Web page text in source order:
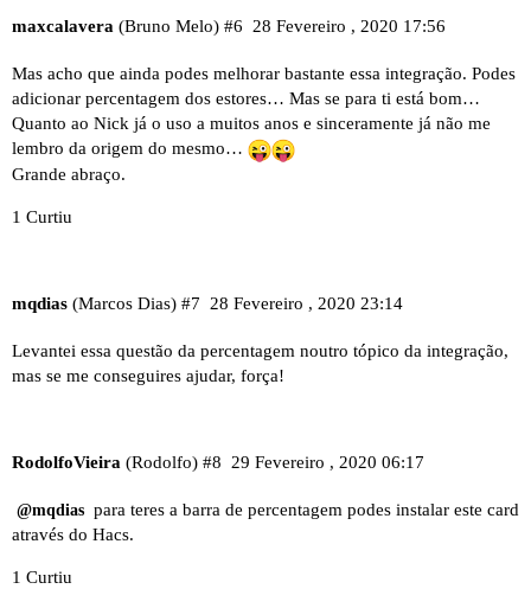
maxcalavera (Bruno Melo) 28 Fevereiro , 2020 17:56
#6
Mas acho que ainda podes melhorar bastante essa integração. Podes
adicionar percentagem dos estores… Mas se para ti está bom…
Quanto ao Nick já o uso a muitos anos e sinceramente já não me
lembro da origem do mesmo…
Grande abraço.
1 Curtiu
mqdias (Marcos Dias) 28 Fevereiro , 2020 23:14
#7
Levantei essa questão da percentagem noutro tópico da integração,
mas se me conseguires ajudar, força!
RodolfoVieira (Rodolfo) 29 Fevereiro , 2020 06:17
#8
@mqdias para teres a barra de percentagem podes instalar este card
através do Hacs.
1 Curtiu